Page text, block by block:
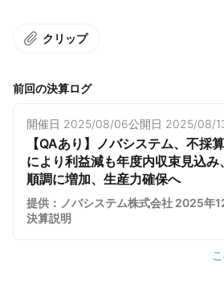
クリップ
前回の決算ログ
開催日 2025/08/06公開日 2025/08/
【QAあり】ノバシステム、不採
により利益減も年度内収束見込
順調に増加、生産力確保へ
提供：ノバシステム株式会社 2025年
決算説明